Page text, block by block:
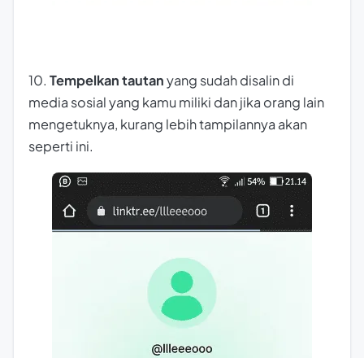
10. Tempelkan tautanyang sudah disalin di
media sosial yang kamu miliki dan jika orang lain
mengetuknya, kurang lebih tampilannya akan
seperti ini.